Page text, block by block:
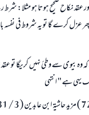
نكاح صحيح ہوتا ہو مثلا: شرط
عزل كرے گا تو يہ شروط فى
وہ بيوى سے وطئ نہيں كريگا تو
يہى ہے " انتہى